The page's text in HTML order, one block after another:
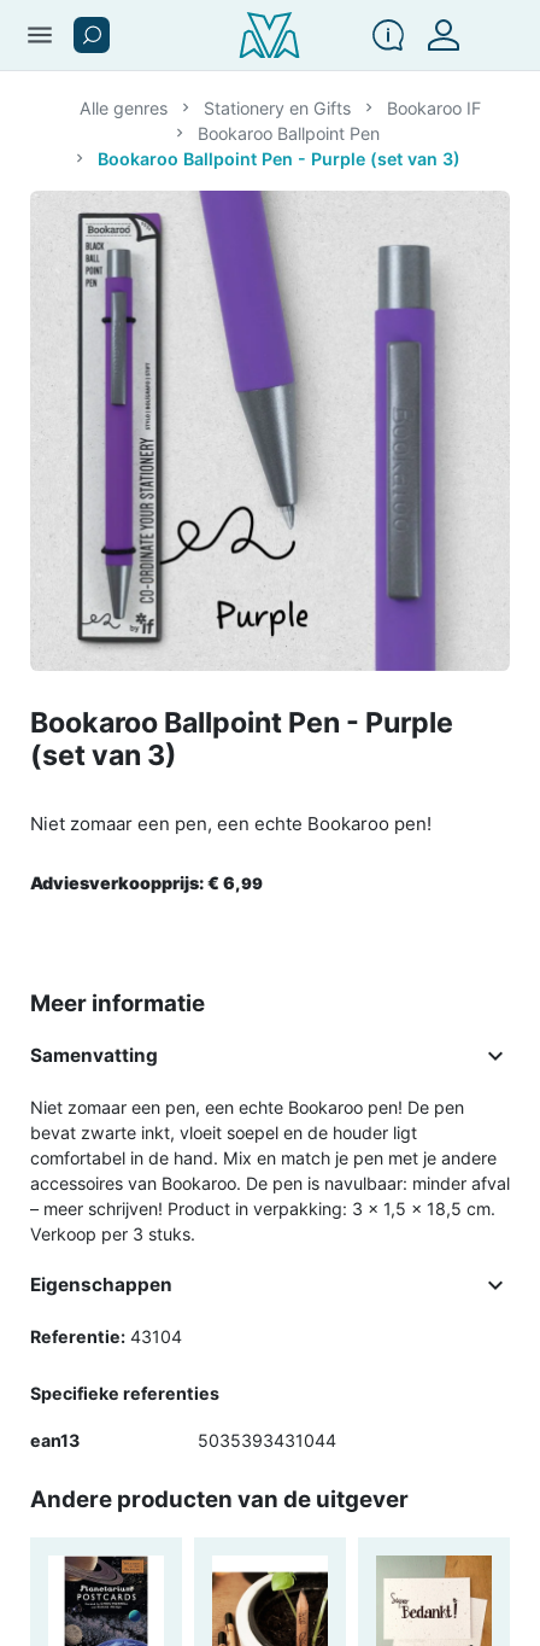
menu
Alle genres Stationery en Gifts
Bookaroo IF
Bookaroo Ballpoint Pen
Bookaroo Ballpoint Pen - Purple (set van 3)
Bookaroo Ballpoint Pen - Purple
(set van 3)
Niet zomaar een pen, een echte Bookaroo pen!
Adviesverkoopprijs:€ 6,99
Meer informatie
Samenvatting 
Niet zomaar een pen, een echte Bookaroo pen! De pen
bevat zwarte inkt, vloeit soepel en de houder ligt
comfortabel in de hand. Mix en match je pen met je andere
accessoires van Bookaroo. De pen is navulbaar: minder afval
– meer schrijven! Product in verpakking: 3 x 1,5 x 18,5 cm.
Verkoop per 3 stuks.
Eigenschappen 
Referentie: 43104
Specifieke referenties
ean13 5035393431044
Andere producten van de uitgever